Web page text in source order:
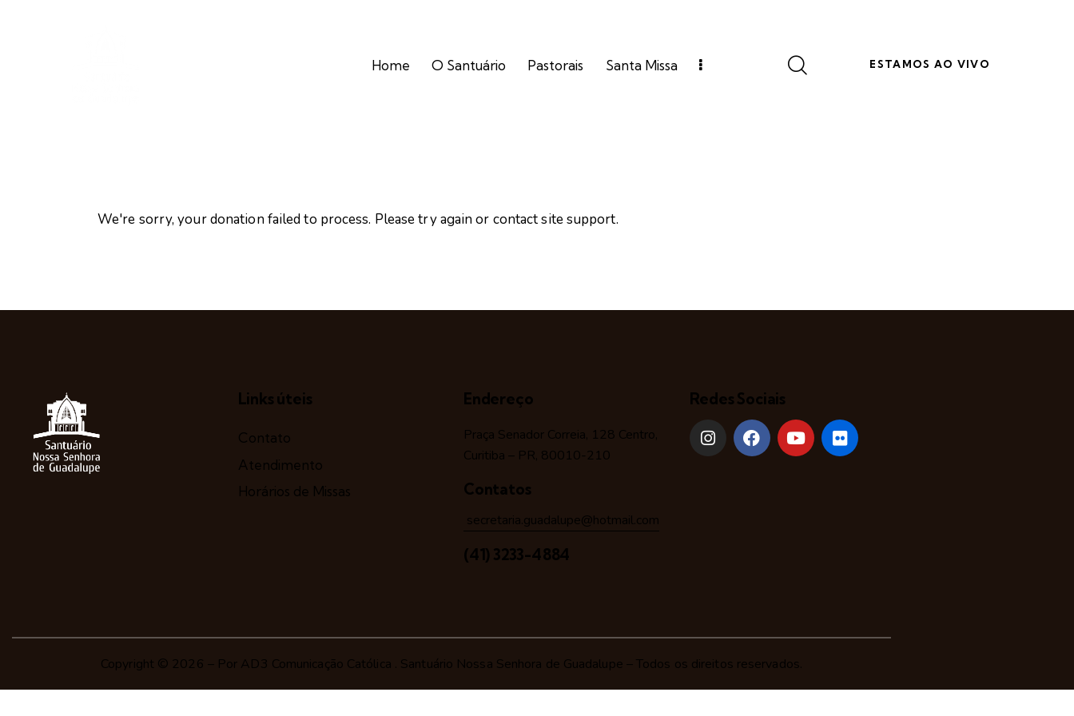
Home O Santuário Pastorais Santa Missa ESTAMOS AO VIVO
We're sorry, your donation failed to process. Please try again or contact site support.
Links úteis
Contato
Atendimento
Horários de Missas
Endereço
Praça Senador Correia, 128 Centro,
Curitiba – PR, 80010-210
Contatos
secretaria.guadalupe@hotmail.com
(41) 3233-4884
Redes Sociais
Copyright © 2026 – Por AD3 Comunicação Católica . Santuário Nossa Senhora de Guadalupe – Todos os direitos reservados.